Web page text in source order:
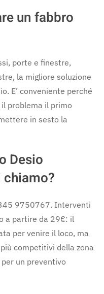
un fabbro
porte e finestre,
la migliore soluzione
E’ conveniente perché
problema il primo
in sesto la
Desio
9750767. Interventi
a partire da 29€: il
per venire il loco, ma
competitivi della zona
un preventivo